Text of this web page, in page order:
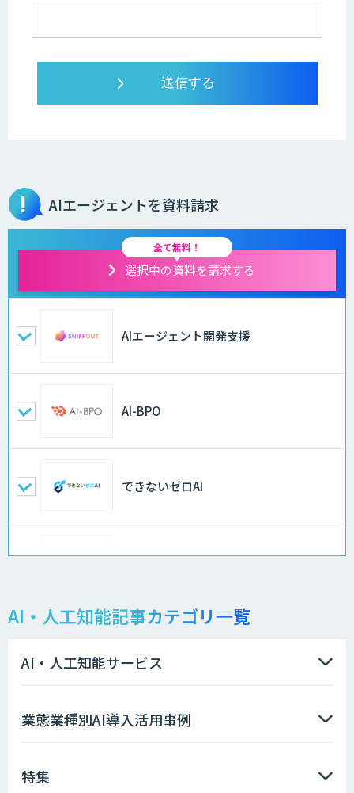
AIエージェントを資料請求
全て無料！
選択中の資料を請求する
AIエージェント開発支援
AI-BPO
できないゼロAI
Docify（ドシファイ）
imprai ezKotae
AI・人工知能記事カテゴリ一覧
AI・人工知能サービス
業態業種別AI導入活用事例
特集